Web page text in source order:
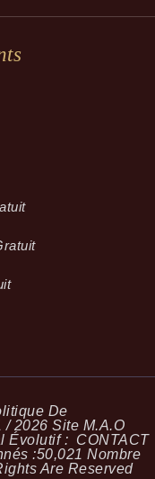
De
/ 2026 Site M.A.O
Évolutif : CONTACT
:50,021 Nombre
Are Reserved